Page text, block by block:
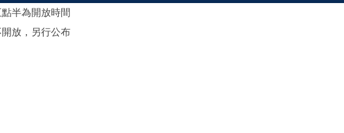
半為開放時間
放，另行公布